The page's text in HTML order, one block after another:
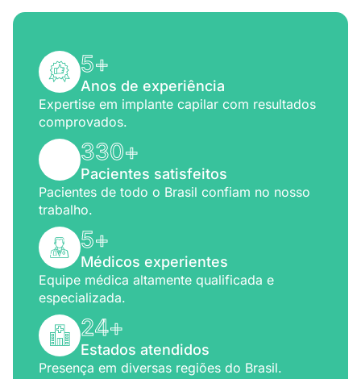
5+
Anos de experiência
Expertise em implante capilar com resultados
comprovados.
330+
Pacientes satisfeitos
Pacientes de todo o Brasil confiam no nosso
trabalho.
5+
Médicos experientes
Equipe médica altamente qualificada e
especializada.
24+
Estados atendidos
Presença em diversas regiões do Brasil.